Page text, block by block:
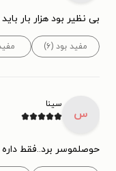
بی نظیر بود هزار بار
مفید بود (۶)
س
سینا
حوصلموسر برد..فقط